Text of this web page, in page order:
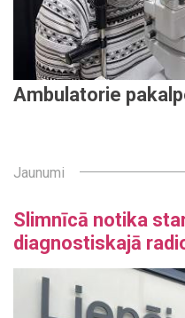
Ambulatorie
Jaunumi
Slimnīcā notika
diagnostiskajā